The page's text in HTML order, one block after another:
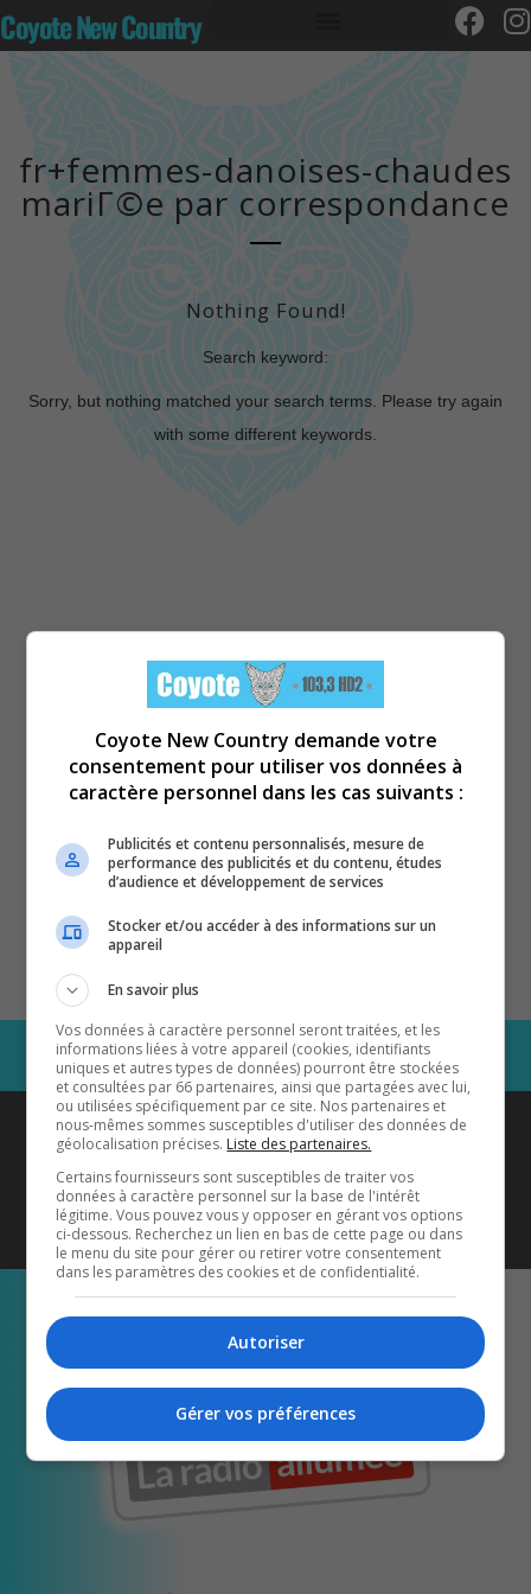
Coyote New Country
fr+femmes-danoises-chaudes
mariГ©e par correspondance
Nothing Found!
Search keyword:
Sorry, but nothing matched your search terms. Please try again
with some different keywords.
Coyote New Countryest diffusé
également sur1033 HD2
Écoutez-nous aussi sur…
Coyote New Country demande votre
consentement pour utiliser vos données à
caractère personnel dans les cas suivants :
Publicités et contenu personnalisés, mesure de
performance des publicités et du contenu, études
d’audience et développement de services
Stocker et/ou accéder à des informations sur un
appareil
En savoir plus
Vos données à caractère personnel seront traitées, et les
informations liées à votre appareil (cookies, identifiants
uniques et autres types de données) pourront être stockées
et consultées par 66 partenaires, ainsi que partagées avec lui,
ou utilisées spécifiquement par ce site. Nos partenaires et
nous-mêmes sommes susceptibles d'utiliser des données de
géolocalisation précises. Liste des partenaires.
Certains fournisseurs sont susceptibles de traiter vos
données à caractère personnel sur la base de l'intérêt
légitime. Vous pouvez vous y opposer en gérant vos options
ci-dessous. Recherchez un lien en bas de cette page ou dans
le menu du site pour gérer ou retirer votre consentement
dans les paramètres des cookies et de confidentialité.
Autoriser
Gérer vos préférences